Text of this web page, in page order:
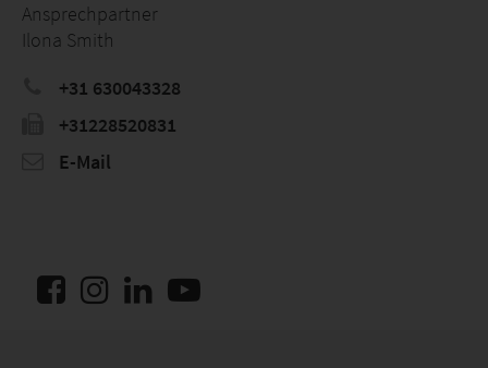
Ansprechpartner
Ilona Smith
+31 630043328
+31228520831
E-Mail